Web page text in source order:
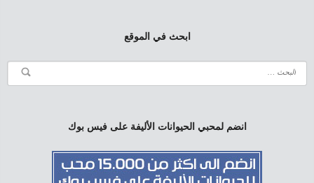
ابحث في الموقع
انضم لمحبي الحيوانات الأليفة على فيس بوك